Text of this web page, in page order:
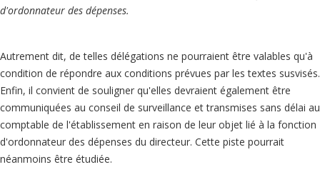
d'ordonnateur des dépenses.
Autrement dit, de telles délégations ne pourraient être valables qu'à
condition de répondre aux conditions prévues par les textes susvisés.
Enfin, il convient de souligner qu'elles devraient également être
communiquées au conseil de surveillance et transmises sans délai au
comptable de l'établissement en raison de leur objet lié à la fonction
d'ordonnateur des dépenses du directeur. Cette piste pourrait
néanmoins être étudiée.